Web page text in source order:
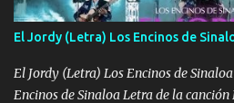
que tu me escuchas porque tu eres mi
llega para reunirme contigo, tu
serás mi niño, del amor que yo te tengo
El Jordy (Letra) Los Encinos de
El Jordy (Letra) Los Encinos de
Encinos de Sinaloa Letra de la canción